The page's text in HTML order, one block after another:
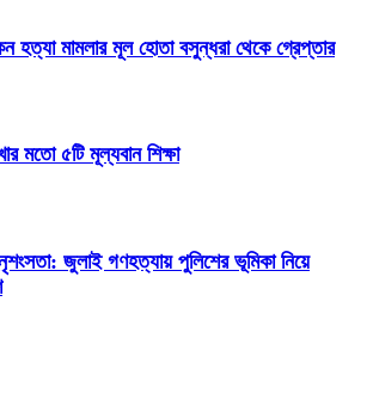
হত্যা মামলার মূল হোতা বসুন্ধরা থেকে গ্রেপ্তার
মতো ৫টি মূল্যবান শিক্ষা
জুলাই গণহত্যায় পুলিশের ভূমিকা নিয়ে